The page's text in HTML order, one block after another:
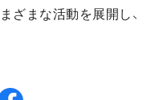
ざまな活動を展開し、